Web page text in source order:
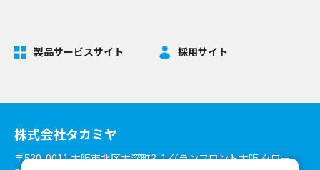
製品サービスサイト 採用サイト
株式会社タカミヤ
〒530-0011 大阪市北区大深町3-1 グランフロント大阪 タワー